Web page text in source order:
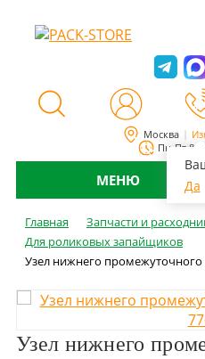
Москва
Да
Пн-Пт
МЕНЮ
Главная
Запчасти и
Для роликовых запайщиков
Узел нижнего промежуточного
Узел нижнего